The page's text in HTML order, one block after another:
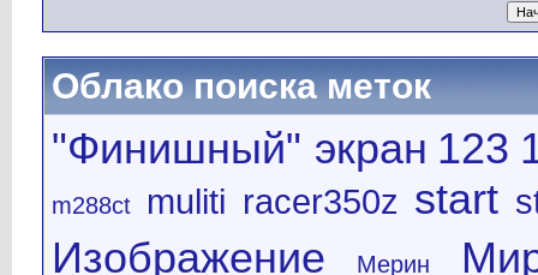
Облако поиска меток
"Финишный" экран 123
m288ct muliti racer350z start
Изображение Мерин